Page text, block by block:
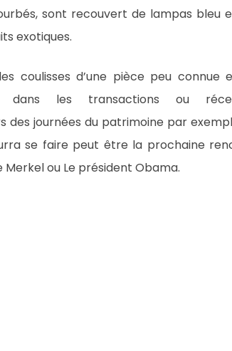
sont recouvert de lampas bleu
exotiques.
coulisses d’une pièce peu connue
dans les transactions ou
des journées du patrimoine par
se faire peut être la prochaine
ou Le président Obama.